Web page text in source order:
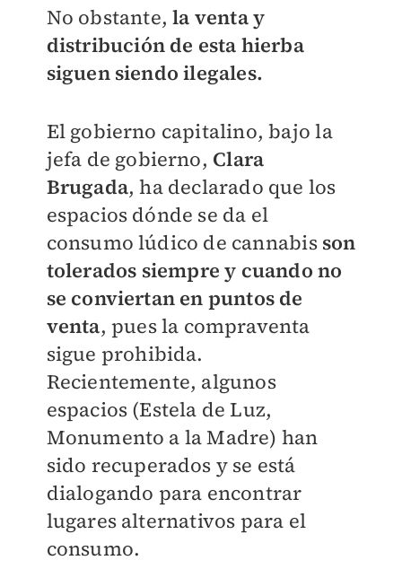
No obstante,la venta y
distribución de esta hierba
siguen siendo ilegales.
El gobierno capitalino, bajo la
jefa de gobierno, Clara
Brugada, ha declarado que los
espacios dónde se da el
consumo lúdico de cannabis son
tolerados siempre y cuando no
se conviertan en puntos de
venta, pues la compraventa
sigue prohibida.
Recientemente, algunos
espacios (Estela de Luz,
Monumento a la Madre) han
sido recuperados y se está
dialogando para encontrar
lugares alternativos para el
consumo.